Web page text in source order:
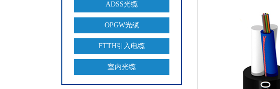
ADSS光缆
OPGW光缆
FTTH引入电缆
室内光缆